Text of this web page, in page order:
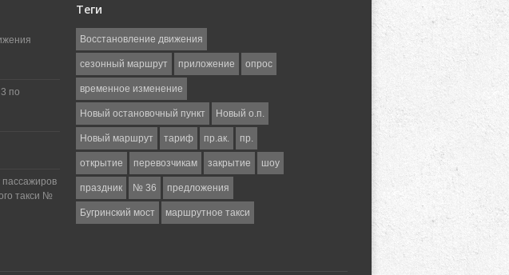
по
такси №
Теги
Восстановление движения
сезонный маршрут приложение опрос
временное изменение
Новый остановочный пункт Новый о.п.
Новый маршрут тариф пр.ак. пр.
открытие перевозчикам закрытие шоу
праздник № 36 предложения
Бугринский мост маршрутное такси